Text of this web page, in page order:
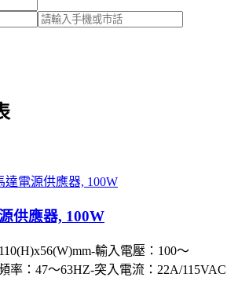
供應器, 100W
輸入電壓：100〜
率：47〜63HZ-突入電流：22A/115VAC